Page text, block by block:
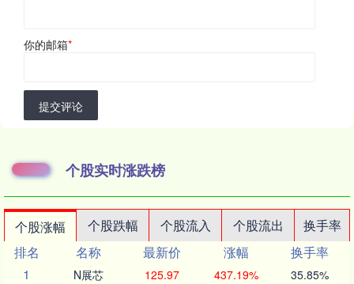
你的邮箱*
提交评论
个股实时涨跌榜
个股涨幅 个股跌幅 个股流入 个股流出
换手率
排名
名称 最新价 涨幅
换手率
1
N展芯 125.97 437.19% 35.85%